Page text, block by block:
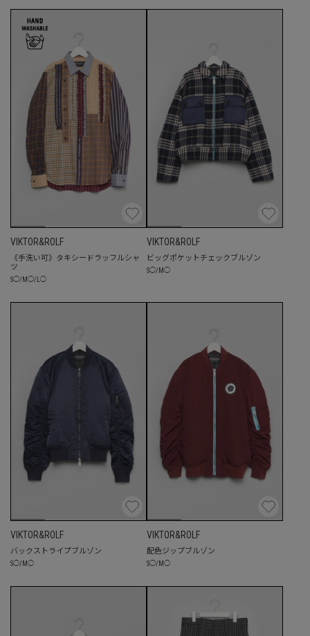
VIKTOR&ROLF
《手洗い可》タキシードラッフルシャ
ツ
S◯/ M ◯/ ◯
VIKTOR&ROLF
ビッグポケットチェックブルゾン
S◯/ M ◯
VIKTOR&ROLF
バックストライプブルゾン
S◯/ M ◯
VIKTOR&ROLF
配色ジップブルゾン
S◯/ M ◯